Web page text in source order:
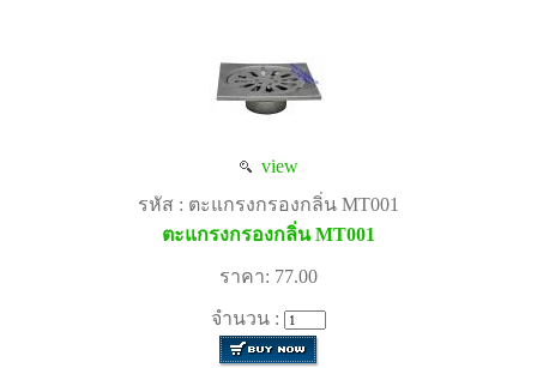
view
รหัส : ตะแกรงกรองกลิ่น MT001
ตะแกรงกรองกลิ่น MT001
ราคา: 77.00
จำนวน :